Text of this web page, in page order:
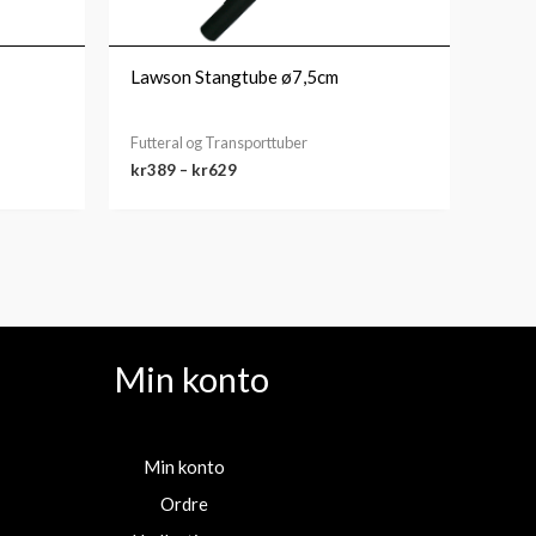
Lawson Stangtube ø7,5cm
Futteral og Transporttuber
kr389 – kr629
Min konto
Min konto
Ordre